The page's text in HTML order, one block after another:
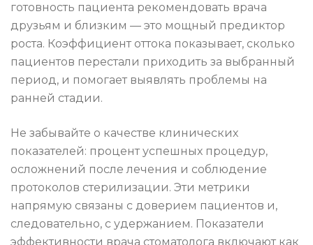
готовность пациента рекомендовать врача
друзьям и близким — это мощный предиктор
роста. Коэффициент оттока показывает, сколько
пациентов перестали приходить за выбранный
период, и помогает выявлять проблемы на
ранней стадии.
Не забывайте о качестве клинических
показателей: процент успешных процедур,
осложнений после лечения и соблюдение
протоколов стерилизации. Эти метрики
напрямую связаны с доверием пациентов и,
следовательно, с удержанием. Показатели
эффективности врача стоматолога включают как